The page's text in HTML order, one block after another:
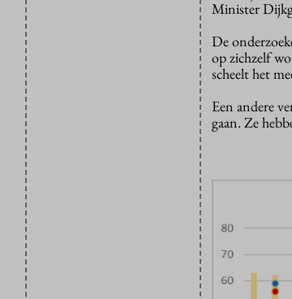
Minister
De
op zichzelf
scheelt het
Een andere
gaan. Ze